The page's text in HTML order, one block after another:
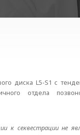
диска L5-S1 с
отдела
к секвестрации не